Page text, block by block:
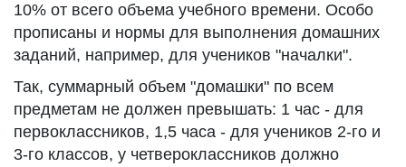
10% от всего объема учебного времени. Особо
прописаны и нормы для выполнения домашних
заданий, например, для учеников "началки".
Так, суммарный объем "домашки" по всем
предметам не должен превышать: 1 час - для
первоклассников, 1,5 часа - для учеников 2-го и
3-го классов, у четвероклассников должно